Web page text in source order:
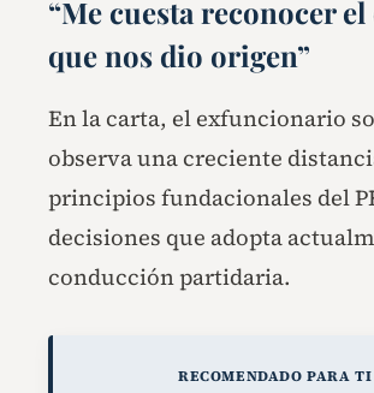
“Me cuesta reconocer
que nos dio origen”
En la carta, el exfuncionario
observa una creciente
principios fundacionales del
decisiones que adopta
conducción partidaria.
RECOMENDADO PARA TI